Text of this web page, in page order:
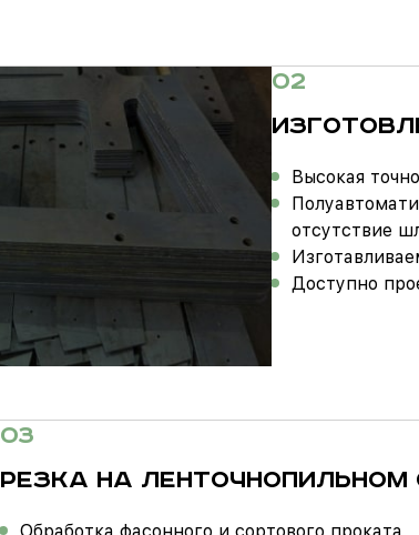
02
Высокая
отсутствие
Доступно
03
РЕЗКА НА ЛЕНТОЧНОПИЛЬНОМ